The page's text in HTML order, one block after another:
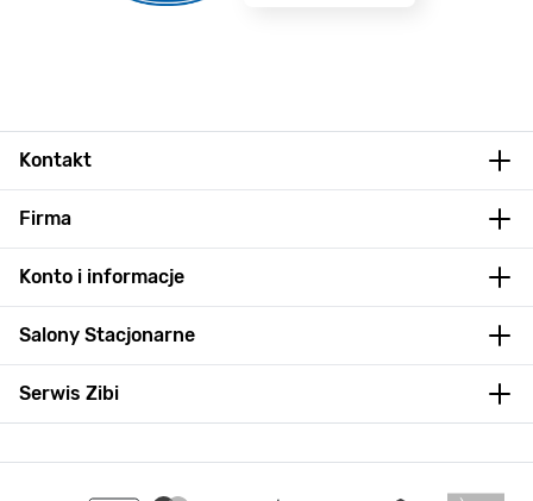
Kontakt
Firma
Konto i informacje
Salony Stacjonarne
Serwis Zibi